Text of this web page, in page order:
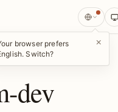
browser prefers
Switch?
×
dev